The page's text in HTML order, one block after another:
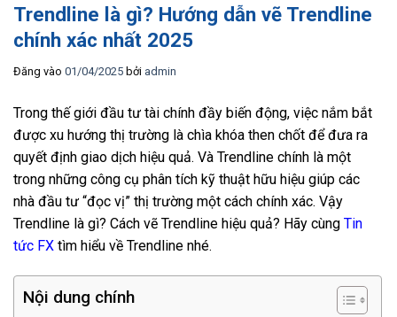
Trendline là gì? Hướng dẫn vẽ Trendline
chính xác nhất 2025
Đăng vào 01/04/2025 bởi admin
Trong thế giới đầu tư tài chính đầy biến động, việc nắm bắt
được xu hướng thị trường là chìa khóa then chốt để đưa ra
quyết định giao dịch hiệu quả. Và Trendline chính là một
trong những công cụ phân tích kỹ thuật hữu hiệu giúp các
nhà đầu tư “đọc vị” thị trường một cách chính xác. Vậy
Trendline là gì? Cách vẽ Trendline hiệu quả? Hãy cùng Tin
tức FX tìm hiểu về Trendline nhé.
Nội dung chính